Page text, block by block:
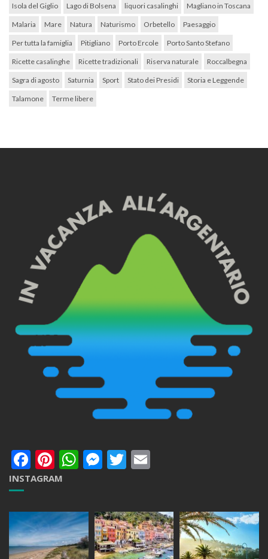
Isola del Giglio Lago di Bolsena liquori casalinghi Magliano in Toscana
Malaria Mare Natura Naturismo Orbetello Paesaggio
Per tutta la famiglia Pitigliano Porto Ercole Porto Santo Stefano
Ricette casalinghe Ricette tradizionali Riserva naturale Roccalbegna
Sagra di agosto Saturnia Sport Stato dei Presidi Storia e Leggende
Talamone Terme libere
Facebook
Pinterest
WhatsApp
Messenger
Twitter
INSTAGRAM